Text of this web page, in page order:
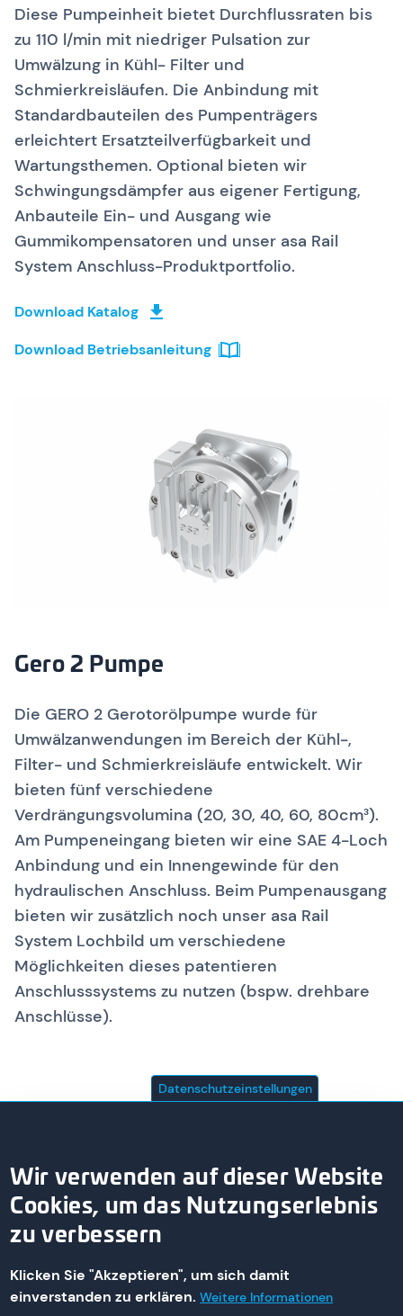
Datenschutzeinstellungen
Wir verwenden auf dieser Website
Cookies, um das Nutzungserlebnis
zu verbessern
Klicken Sie "Akzeptieren", um sich damit
einverstanden zu erklären. Weitere Informationen
Diese Pumpeinheit bietet Durchflussraten bis
zu 110 l/min mit niedriger Pulsation zur
Umwälzung in Kühl- Filter und
Schmierkreisläufen. Die Anbindung mit
Standardbauteilen des Pumpenträgers
erleichtert Ersatzteilverfügbarkeit und
Wartungsthemen. Optional bieten wir
Schwingungsdämpfer aus eigener Fertigung,
Anbauteile Ein- und Ausgang wie
Gummikompensatoren und unser asa Rail
System Anschluss-Produktportfolio.
Download Katalog
Download Betriebsanleitung
Gero 2 Pumpe
Die GERO 2 Gerotorölpumpe wurde für
Umwälzanwendungen im Bereich der Kühl-,
Filter- und Schmierkreisläufe entwickelt. Wir
bieten fünf verschiedene
Verdrängungsvolumina (20, 30, 40, 60, 80cm³).
Am Pumpeneingang bieten wir eine SAE 4-Loch
Anbindung und ein Innengewinde für den
hydraulischen Anschluss. Beim Pumpenausgang
bieten wir zusätzlich noch unser asa Rail
System Lochbild um verschiedene
Möglichkeiten dieses patentieren
Anschlusssystems zu nutzen (bspw. drehbare
Anschlüsse).